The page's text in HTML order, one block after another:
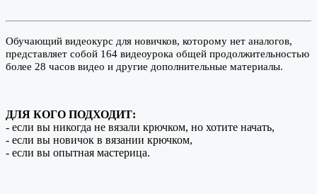
Обучающий видеокурс для новичков, которому нет аналогов,
представляет собой 164 видеоурока общей продолжительностью
более 28 часов видео и другие дополнительные материалы.
ДЛЯ КОГО ПОДХОДИТ:
- если вы никогда не вязали крючком, но хотите начать,
- если вы новичок в вязании крючком,
- если вы опытная мастерица.